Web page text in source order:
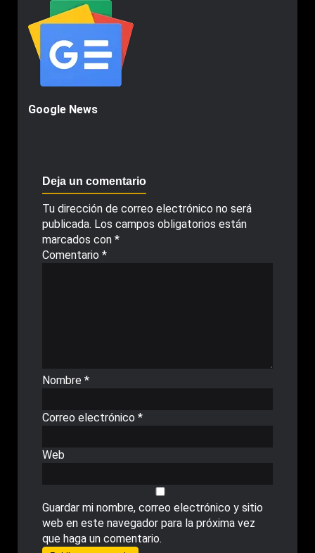
Google News
Deja un comentario
Tu dirección de correo electrónico no será
publicada. Los campos obligatorios están
marcados con *
Comentario *
Nombre *
Correo electrónico *
Web
Guardar mi nombre, correo electrónico y sitio
web en este navegador para la próxima vez
que haga un comentario.